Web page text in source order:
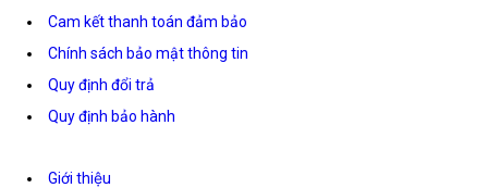
Cam kết thanh toán đảm bảo
Chính sách bảo mật thông tin
Quy định đổi trả
Quy định bảo hành
Giới thiệu